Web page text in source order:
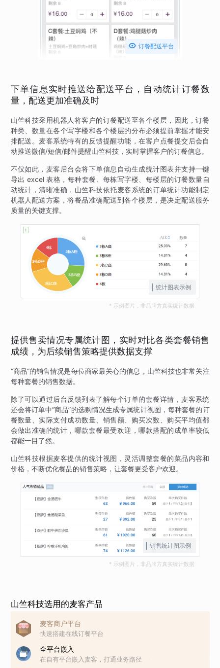
 订餐配送平台
下单信息实时推送给配送平台，自动统计订餐数
量，配送更加准确及时
山竺科技采用机器人将客户的订餐配送至各个楼层，因此，订餐
种类、数量在各个写字楼和各个楼层的分布必须提前掌握才能安
排配送。麦客系统特有的反馈提醒功能，在客户点餐提交后会自
动推送微信/短信/邮件提醒山竺科技，实时掌握客户的订餐信息。
不仅如此，麦客后台会将下单信息自动生成统计图表并支持一键
导出 excel 表格，每种套餐、每栋写字楼、每楼层的订餐数量自
动统计，清晰准确，山竺科技依托麦客系统的订单统计功能制定
机器人配送方案，将餐品准确配送到各个楼层，是决定配送服务
质量的关键支撑。
统计图表示例
* 示例图片，非品牌方真实统计数据
提供售卖情况专属统计图，实时对比各类套餐销售
成绩，为后续销售策略提供数据支撑
“商品”的销售情况是每位商家最关心的信息，山竺科技也非常关注
每种套餐的销售数据。
除了可以通过后台反馈列表了解每个订单的套餐详情，麦客系统
还会将订单中“商品”的选购情况生成专属统计视图，每种套餐的订
餐数量、实际支付成功数量、销售额、购买次数、购买平均值都
会做出准确的统计，哪款套餐最受欢迎，哪款搭配的成单率较低
都能一目了然。
山竺科技根据麦客提供的统计视图，灵活调整套餐的菜品内容和
价格，不断优化餐品的销售策略，让套餐更受客户欢迎。
销售统计图示例
* 示例图片，非品牌方真实统计数据
山竺科技选用的麦客产品
麦客商户平台
快速搭建在线订餐平台
全平台嵌入
在自有平台嵌入麦客，打通业务路径